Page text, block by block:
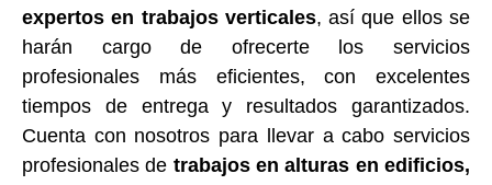
expertos en trabajos verticales, así que ellos se
harán cargo de ofrecerte los servicios
profesionales más eficientes, con excelentes
tiempos de entrega y resultados garantizados.
Cuenta con nosotros para llevar a cabo servicios
profesionales de trabajos en alturas en edificios,